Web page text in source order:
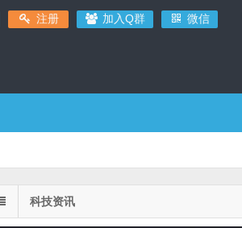
注册 加入Q群 微信
科技资讯